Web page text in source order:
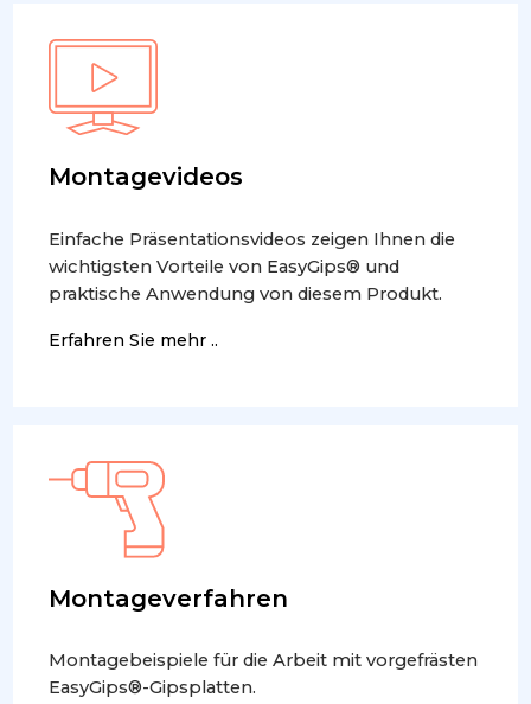
Montagevideos
Einfache Präsentationsvideos zeigen Ihnen die
wichtigsten Vorteile von EasyGips® und
praktische Anwendung von diesem Produkt.
Erfahren Sie mehr ..
Montageverfahren
Montagebeispiele für die Arbeit mit vorgefrästen
EasyGips®-Gipsplatten.